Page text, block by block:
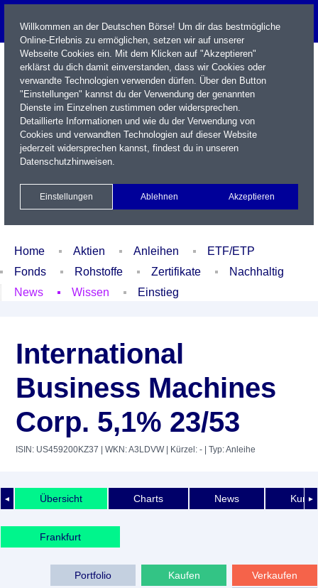
Name / WKN / ISIN / Kürzel
Xetra Realtime
Watchlist Portfolio Login
Home Aktien Anleihen
ETF/ETP
Fonds
Rohstoffe Zertifikate
Nachhaltig
News
Wissen Einstieg
International
Business Machines
Corp. 5,1% 23/53
ISIN: US459200KZ37 | WKN: A3LDVW| Kürzel: - | Typ: Anleihe
◄ ►
Übersicht Charts News
Frankfurt
Verkaufen
Kaufen
Portfolio
Willkommen an der Deutschen Börse! Um dir das bestmögliche
Online-Erlebnis zu ermöglichen, setzen wir auf unserer
Webseite Cookies ein. Mit dem Klicken auf "Akzeptieren"
erklärst du dich damit einverstanden, dass wir Cookies oder
verwandte Technologien verwenden dürfen. Über den Button
"Einstellungen" kannst du der Verwendung der genannten
Dienste im Einzelnen zustimmen oder widersprechen.
Detaillierte Informationen und wie du der Verwendung von
Cookies und verwandten Technologien auf dieser Website
jederzeit widersprechen kannst, findest du in unseren
Datenschutzhinweisen.
Einstellungen Ablehnen Akzeptieren